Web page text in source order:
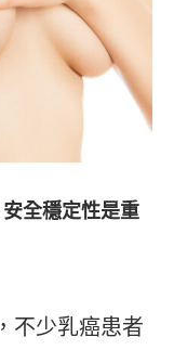
全穩定性是重
不少乳癌患者